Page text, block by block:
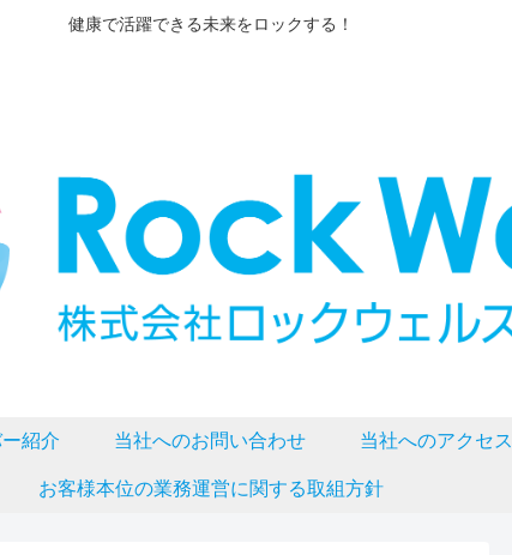
健康で活躍できる未来をロックする！
紹介 当社へのお問い合わせ 当社へのアクセス
お客様本位の業務運営に関する取組方針